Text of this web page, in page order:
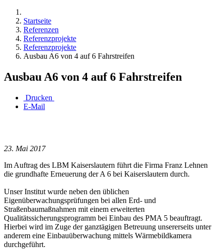
Startseite
Referenzen
Referenzprojekte
Referenzprojekte
Ausbau A6 von 4 auf 6 Fahrstreifen
Ausbau A6 von 4 auf 6 Fahrstreifen
Drucken
E-Mail
23. Mai 2017
Im Auftrag des LBM Kaiserslautern führt die Firma Franz Lehnen
die grundhafte Erneuerung der A 6 bei Kaiserslautern durch.
Unser Institut wurde neben den üblichen
Eigenüberwachungsprüfungen bei allen Erd- und
Straßenbaumaßnahmen mit einem erweiterten
Qualitätssicherungsprogramm bei Einbau des PMA 5 beauftragt.
Hierbei wird im Zuge der ganztägigen Betreuung unsererseits unter
anderem eine Einbauüberwachung mittels Wärmebildkamera
durchgeführt.